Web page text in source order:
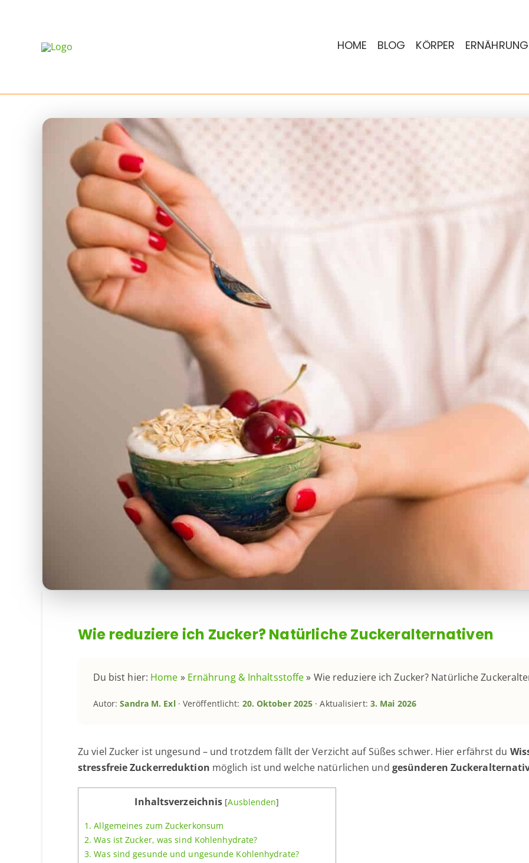
HOME BLOG KÖRPER ERNÄHRUNG
Wie reduziere ich Zucker? Natürliche Zuckeralternativen
Du bist hier: Home » Ernährung & Inhaltsstoffe» Wie reduziere ich Zucker? Natürliche
Autor:Sandra M. Exl · Veröffentlicht: 20. Oktober 2025 · Aktualisiert: 3. Mai 2026
Zu viel Zucker ist ungesund – und trotzdem fällt der Verzicht auf Süßes schwer. Hier erfährst du
stressfreie Zuckerreduktion möglich ist und welche natürlichen und gesünderen
Inhaltsverzeichnis [Ausblenden]
1. Allgemeines zum Zuckerkonsum
2. Was ist Zucker, was sind Kohlenhydrate?
3. Was sind gesunde und ungesunde Kohlenhydrate?